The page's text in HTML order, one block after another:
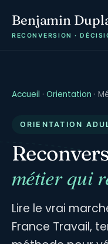
Benjamin
RECONVERSION ·
Accueil · Orientation ·
ORIENTATION
métier qui
Lire le vrai
France Travail,